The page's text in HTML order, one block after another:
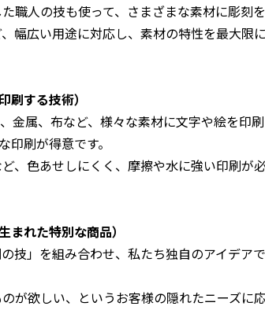
職人の技も使って、さまざまな素材に彫刻を
幅広い用途に対応し、素材の特性を最大限
する技術）
金属、布など、様々な素材に文字や絵を印
刷が得意です。
、色あせしにくく、摩擦や水に強い印刷が
れた特別な商品）
技」を組み合わせ、私たち独自のアイデア
が欲しい、というお客様の隠れたニーズに